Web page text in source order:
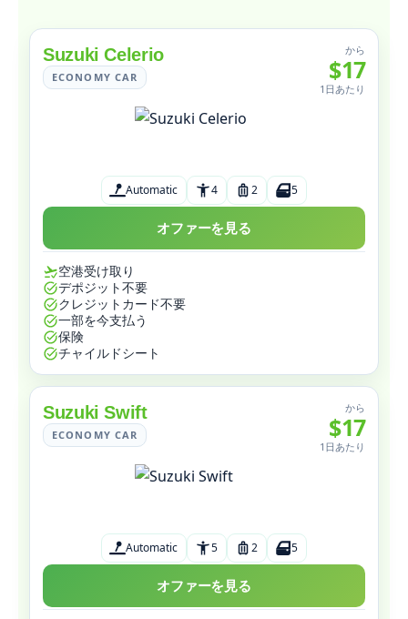
Suzuki Celerio
ECONOMY CAR
から
$17
1日あたり
Automatic 4 2 5
オファーを見る
空港受け取り
デポジット不要
クレジットカード不要
一部を今支払う
保険
チャイルドシート
Suzuki Swift
ECONOMY CAR
から
$17
1日あたり
Automatic 5 2 5
オファーを見る